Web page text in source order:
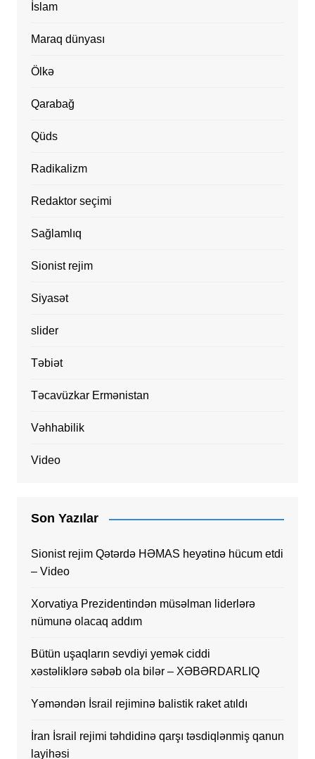
İslam
Maraq dünyası
Ölkə
Qarabağ
Qüds
Radikalizm
Redaktor seçimi
Sağlamlıq
Sionist rejim
Siyasət
slider
Təbiət
Təcavüzkar Ermənistan
Vəhhabilik
Video
Son Yazılar
Sionist rejim Qətərdə HƏMAS heyətinə hücum etdi
– Video
Xorvatiya Prezidentindən müsəlman liderlərə
nümunə olacaq addım
Bütün uşaqların sevdiyi yemək ciddi
xəstəliklərə səbəb ola bilər – XƏBƏRDARLIQ
Yəməndən İsrail rejiminə balistik raket atıldı
İran İsrail rejimi təhdidinə qarşı təsdiqlənmiş qanun
layihəsi